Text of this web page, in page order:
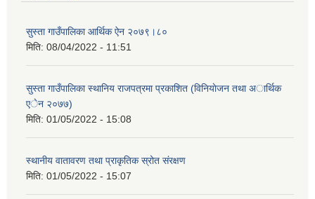
सुस्ता गाउँपालिका आर्थिक ऐन २०७९।८०
मिति: 08/04/2022 - 11:51
सुस्ता गाउँपालिका स्थानिय राजपत्रमा प्रकाशित (विनियाेजन तथा अार्थिक
एेन २०७७)
मिति: 01/05/2022 - 15:08
स्थानीय वातावरण तथा प्राकृतिक स्रोत संरक्षण
मिति: 01/05/2022 - 15:07